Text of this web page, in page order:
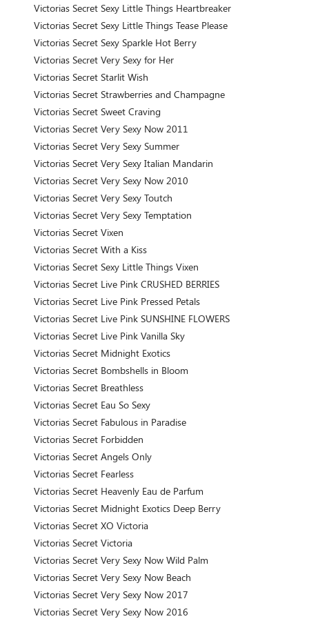
Victorias Secret Sexy Little Things Heartbreaker
Victorias Secret Sexy Little Things Tease Please
Victorias Secret Sexy Sparkle Hot Berry
Victorias Secret Very Sexy for Her
Victorias Secret Starlit Wish
Victorias Secret Strawberries and Champagne
Victorias Secret Sweet Craving
Victorias Secret Very Sexy Now 2011
Victorias Secret Very Sexy Summer
Victorias Secret Very Sexy Italian Mandarin
Victorias Secret Very Sexy Now 2010
Victorias Secret Very Sexy Toutch
Victorias Secret Very Sexy Temptation
Victorias Secret Vixen
Victorias Secret With a Kiss
Victorias Secret Sexy Little Things Vixen
Victorias Secret Live Pink CRUSHED BERRIES
Victorias Secret Live Pink Pressed Petals
Victorias Secret Live Pink SUNSHINE FLOWERS
Victorias Secret Live Pink Vanilla Sky
Victorias Secret Midnight Exotics
Victorias Secret Bombshells in Bloom
Victorias Secret Breathless
Victorias Secret Eau So Sexy
Victorias Secret Fabulous in Paradise
Victorias Secret Forbidden
Victorias Secret Angels Only
Victorias Secret Fearless
Victorias Secret Heavenly Eau de Parfum
Victorias Secret Midnight Exotics Deep Berry
Victorias Secret XO Victoria
Victorias Secret Victoria
Victorias Secret Very Sexy Now Wild Palm
Victorias Secret Very Sexy Now Beach
Victorias Secret Very Sexy Now 2017
Victorias Secret Very Sexy Now 2016